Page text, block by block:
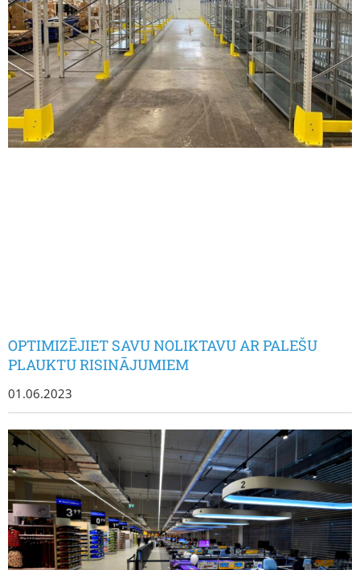
OPTIMIZĒJIET SAVU NOLIKTAVU AR PALEŠU
PLAUKTU RISINĀJUMIEM
01.06.2023